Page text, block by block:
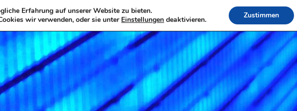
Erfahrung auf unserer Website zu bieten.
wir verwenden, oder sie unter Einstellungen deaktivieren. Zustimmen